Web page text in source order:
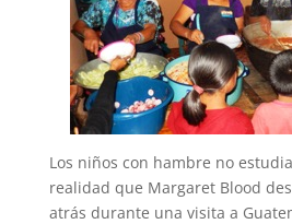
Los niños con hambre no
realidad que Margaret Blood
atrás durante una visita a